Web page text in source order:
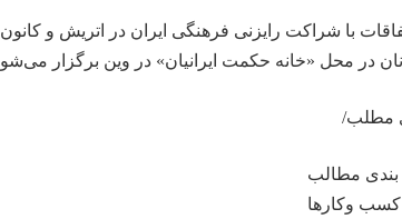
با شراکت رایزنی فرهنگی ایران در اتریش و
در محل «خانه حکمت ایرانیان» در وین برگزار
مطلب/
مطالب
کسب وکارها